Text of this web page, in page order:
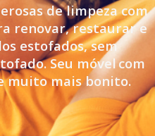
de limpeza com
renovar, restaurar e
estofados, sem
Seu móvelcom
muito mais bonito.